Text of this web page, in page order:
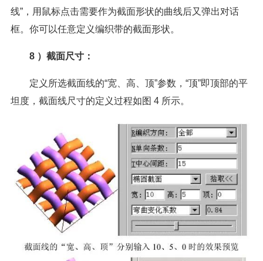
线”，用鼠标点击需要作为截面形状的曲线后又弹出对话
框。你可以任意定义编织带的截面形状。
8 ）截面尺寸：
定义所选截面线的“宽、高、顶”参数，“顶”即顶部的平
坦度，截面线尺寸的定义过程如图 4 所示。